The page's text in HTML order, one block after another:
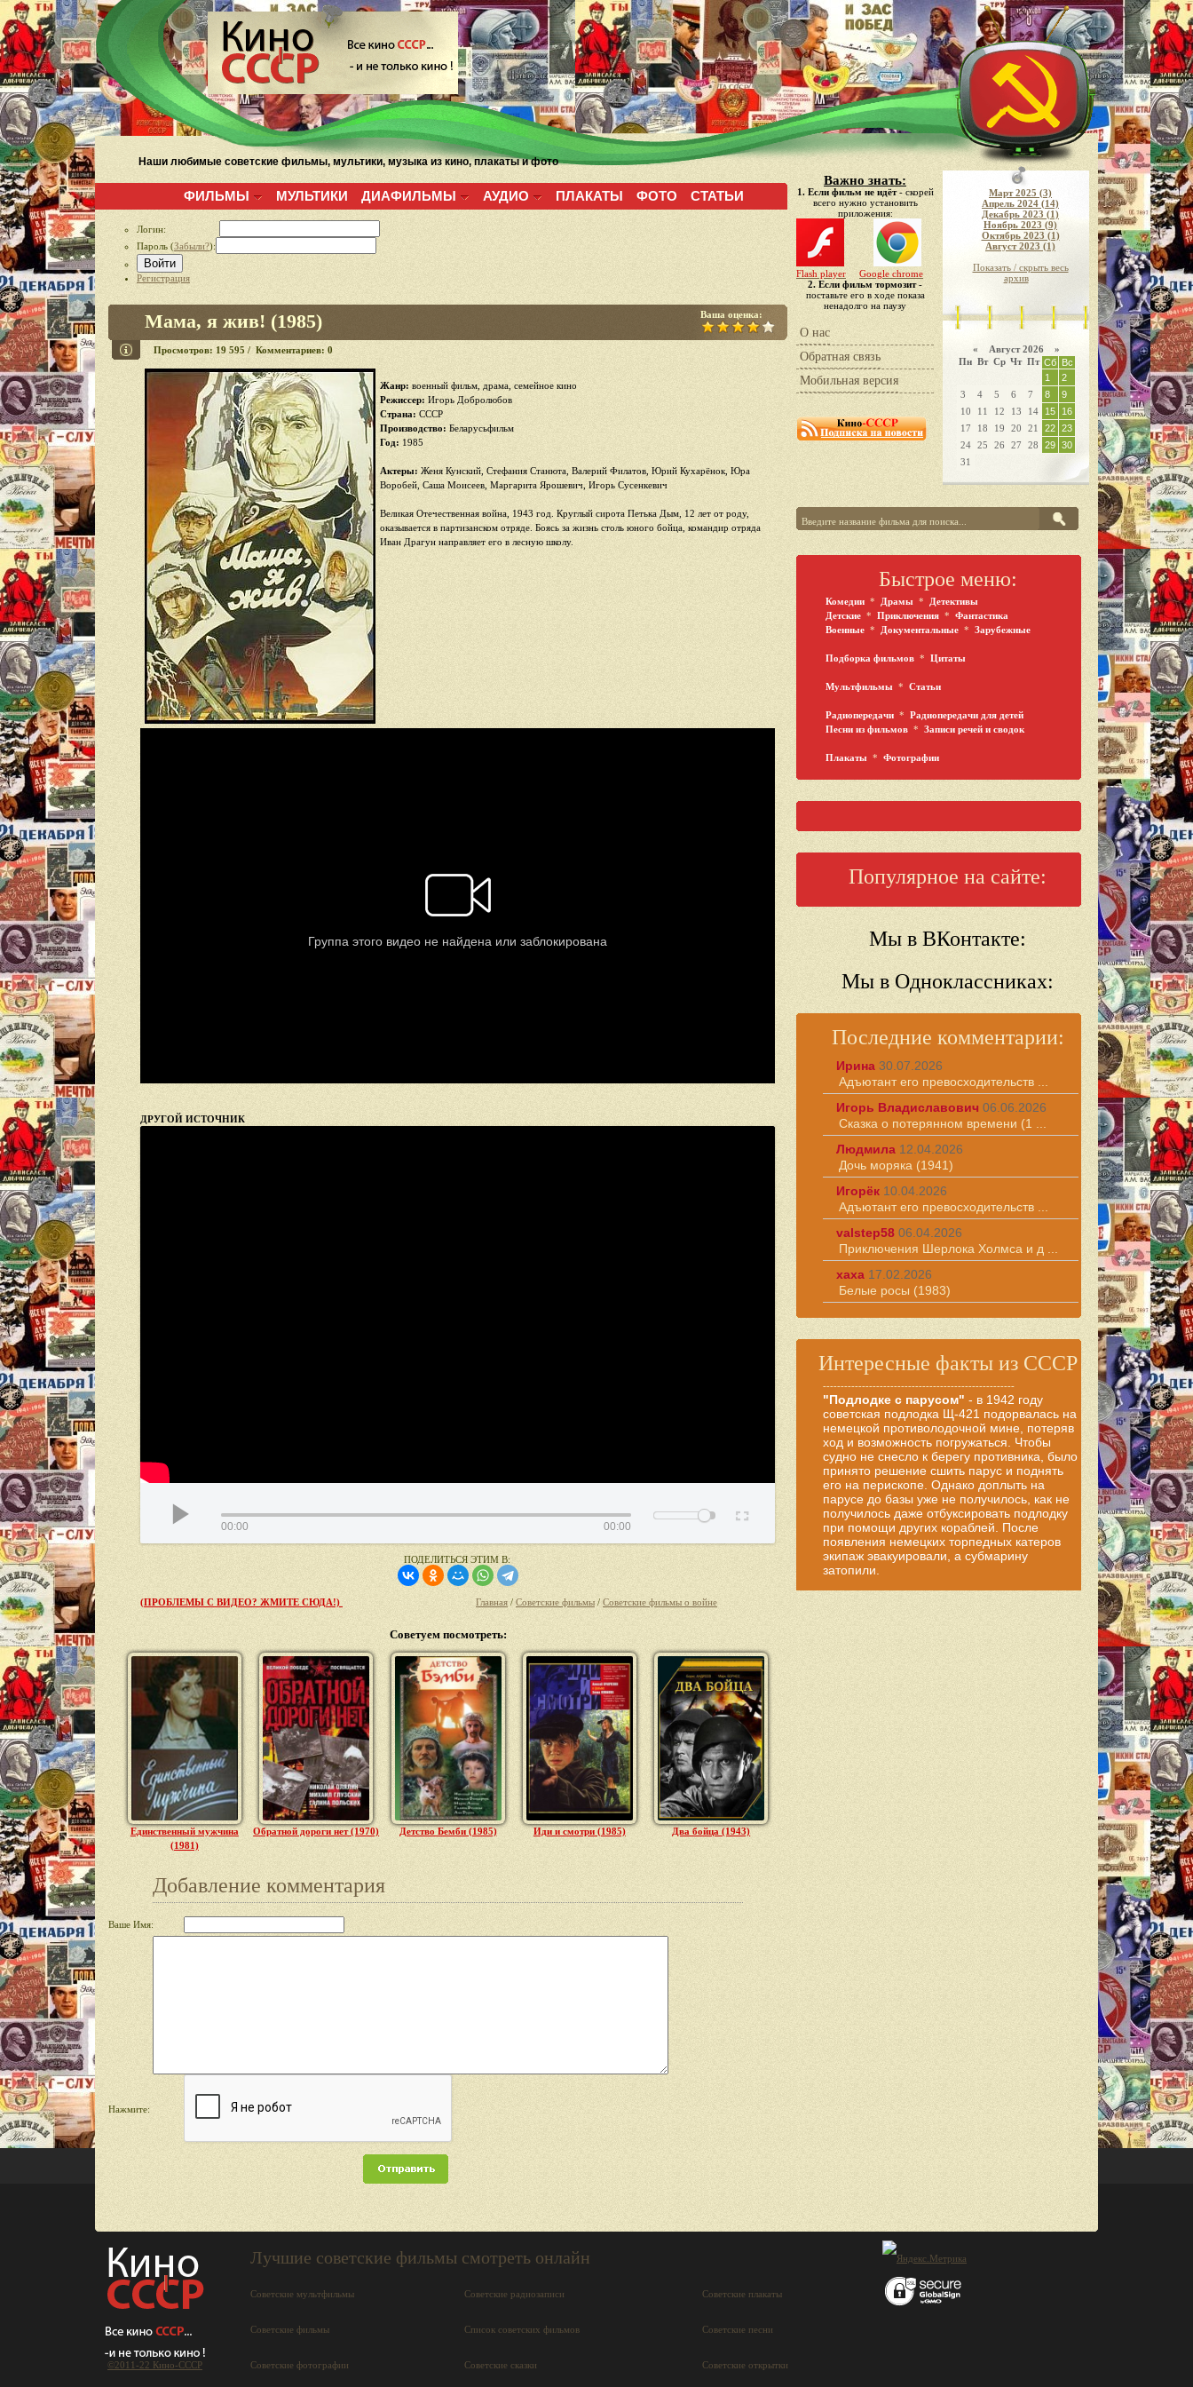
Наши любимые советские фильмы, мультики, музыка из кино, плакаты и фото
ФИЛЬМЫ МУЛЬТИКИ ДИАФИЛЬМЫ АУДИО ПЛАКАТЫ ФОТО СТАТЬИ
Логин:
Пароль (Забыли?):
Войти
Регистрация
Мама, я жив! (1985) Ваша оценка:
Просмотров: 19 595 / Комментариев: 0
Жанр: военный фильм, драма, семейное кино
Режиссер: Игорь Добролюбов
Страна: СССР
Производство: Беларусьфильм
Год: 1985
Актеры: Женя Кунский, Стефания Станюта, Валерий Филатов, Юрий Кухарёнок, Юра
Воробей, Саша Моисеев, Маргарита Ярошевич, Игорь Сусенкевич
Великая Отечественная война, 1943 год. Круглый сирота Петька Дым, 12 лет от роду,
оказывается в партизанском отряде. Боясь за жизнь столь юного бойца, командир отряда
Иван Драгун направляет его в лесную школу.
ДРУГОЙ ИСТОЧНИК
00:00 00:00
ПОДЕЛИТЬСЯ ЭТИМ В:
(ПРОБЛЕМЫ С ВИДЕО? ЖМИТЕ СЮДА!) Главная / Советские фильмы / Советские фильмы о войне
Советуем посмотреть:
Единственный мужчина
(1981)
Обратной дороги нет (1970) Детство Бемби (1985) Иди и смотри (1985) Два бойца (1943)
Добавление комментария
Ваше Имя:
Нажмите:
Важно знать:
1. Если фильм не идёт- скорей
всего нужно установить
приложения:
Flash player
Google chrome
2. Если фильм тормозит-
поставьте его в ходе показа
ненадолго на паузу
О нас
Обратная связь
Мобильная версия
Март 2025 (3)
Апрель 2024 (14)
Декабрь 2023 (1)
Ноябрь 2023 (9)
Октябрь 2023 (1)
Август 2023 (1)
Показать / скрыть весь
архив
« Август 2026 »
Пн Вт Ср Чт Пт Сб Вс
1
2
3
4 5 6 7 8
9
10
11 12 13 14 15
16
17
18 19 20 21 22 23
24 25 26 27 28 29 30
31
Быстрое меню:
Комедии * Драмы *
Детективы
Детские * Приключения * Фантастика
Военные * Документальные * Зарубежные
Подборка фильмов * Цитаты
Мультфильмы * Статьи
Радиопередачи * Радиопередачи для детей
Песни из фильмов * Записи речей и сводок
Плакаты * Фотографии
Популярное на сайте:
Мы в ВКонтакте:
Мы в Одноклассниках:
Последние комментарии:
Ирина 30.07.2026
Адъютант его превосходительств ...
Игорь Владиславович 06.06.2026
Сказка о потерянном времени (1 ...
Людмила 12.04.2026
Дочь моряка (1941)
Игорёк 10.04.2026
Адъютант его превосходительств ...
valstep58 06.04.2026
Приключения Шерлока Холмса и д ...
хаха 17.02.2026
Белые росы (1983)
Интересные факты из СССР
------------------------------------------------------
"Подлодке с парусом" - в 1942 году
советская подлодка Щ-421 подорвалась на
немецкой противолодочной мине, потеряв
ход и возможность погружаться. Чтобы
судно не снесло к берегу противника, было
принято решение сшить парус и поднять
его на перископе. Однако доплыть на
парусе до базы уже не получилось, как не
получилось даже отбуксировать подлодку
при помощи других кораблей. После
появления немецких торпедных катеров
экипаж эвакуировали, а субмарину
затопили.
©2011-22 Кино-СCCР
Лучшие советские фильмы смотреть онлайн
Советские мультфильмы
Советские фильмы
Советские фотографии
Советские радиозаписи
Список советских фильмов
Советские сказки
Советские плакаты
Советские песни
Советские открытки